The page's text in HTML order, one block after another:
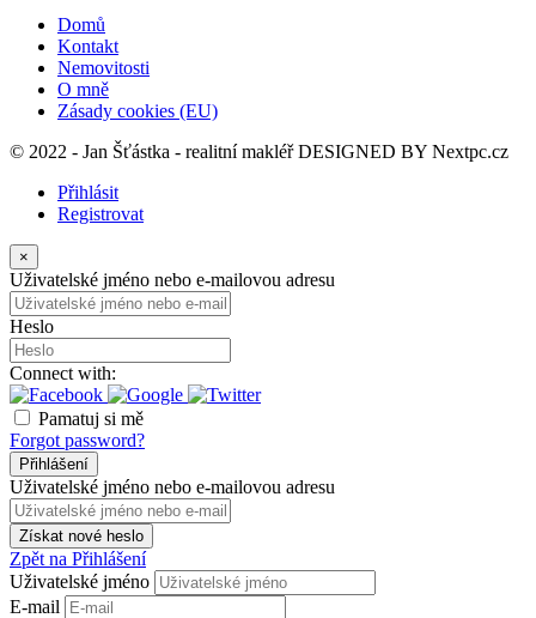
Domů
Kontakt
Nemovitosti
O mně
Zásady cookies (EU)
© 2022 - Jan Šťástka - realitní makléř DESIGNED BY Nextpc.cz
Přihlásit
Registrovat
×
Uživatelské jméno nebo e-mailovou adresu
Heslo
Connect with:
Pamatuj si mě
Forgot password?
Přihlášení
Uživatelské jméno nebo e-mailovou adresu
Získat nové heslo
Zpět na Přihlášení
Uživatelské jméno
E-mail